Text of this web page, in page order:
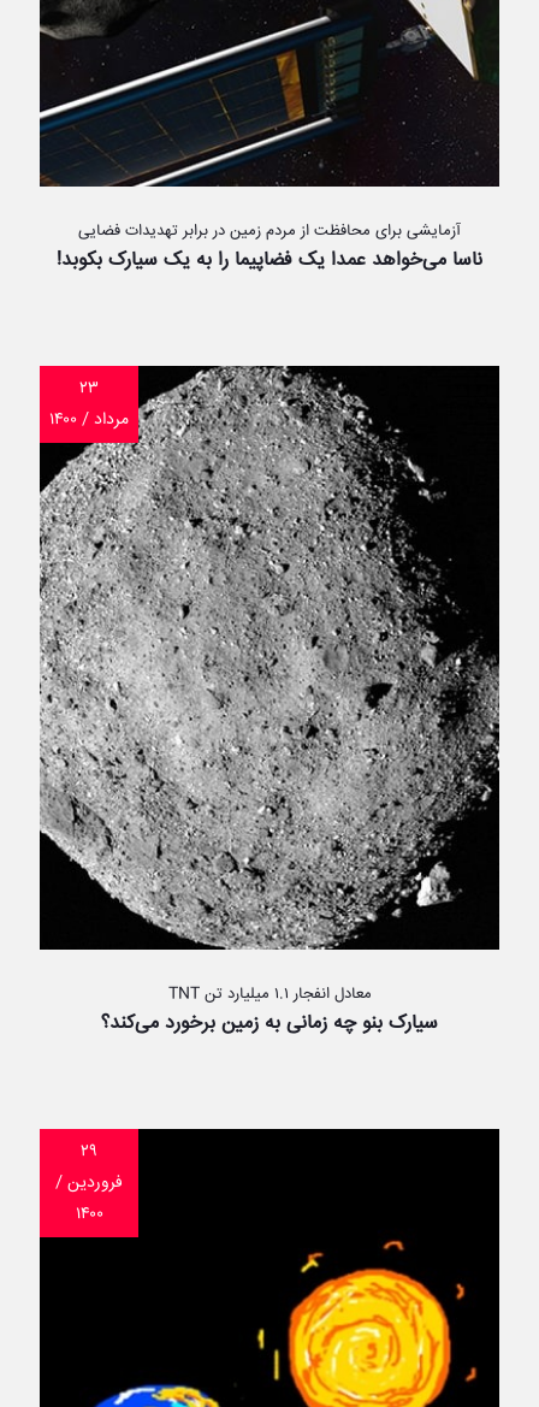
آزمایشی برای محافظت از مردم زمین در برابر تهدیدات فضایی
ناسا می‌خواهد عمدا یک فضاپیما را به یک سیارک بکوبد!
۲۳
مرداد / ۱۴۰۰
معادل انفجار ۱.۱ میلیارد تن TNT
سیارک بنو چه زمانی به زمین برخورد می‌کند؟
۲۹
فروردین /
۱۴۰۰